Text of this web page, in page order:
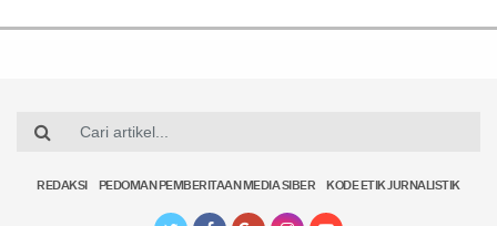
REDAKSI PEDOMAN PEMBERITAAN MEDIA SIBER KODE ETIK JURNALISTIK